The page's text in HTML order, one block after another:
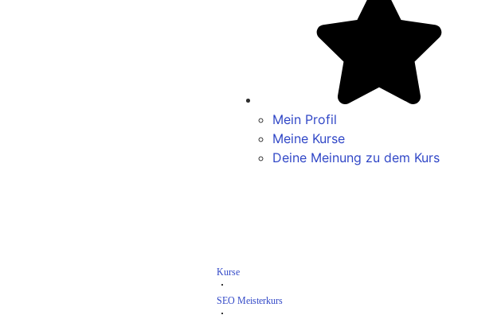
Mein Profil
Meine Kurse
Deine Meinung zu dem Kurs
Kurse
SEO Meisterkurs